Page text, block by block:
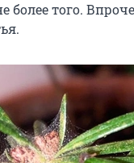
более того.